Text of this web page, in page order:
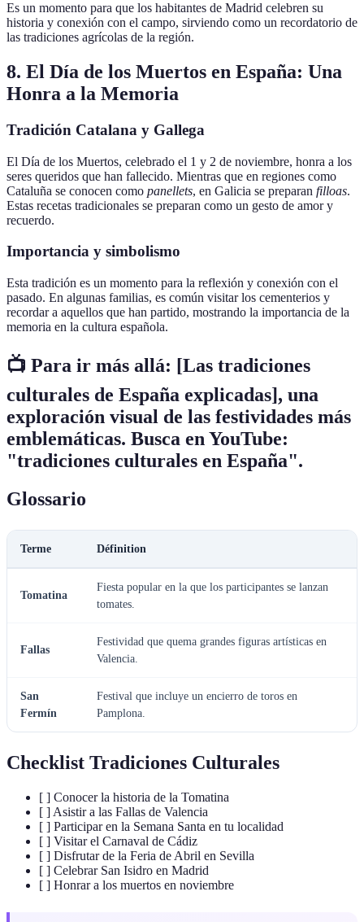
Es un momento para que los habitantes de Madrid celebren su
historia y conexión con el campo, sirviendo como un recordatorio de
las tradiciones agrícolas de la región.
8. El Día de los Muertos en España: Una
Honra a la Memoria
Tradición Catalana y Gallega
El Día de los Muertos, celebrado el 1 y 2 de noviembre, honra a los
seres queridos que han fallecido. Mientras que en regiones como
Cataluña se conocen como panellets, en Galicia se preparan filloas.
Estas recetas tradicionales se preparan como un gesto de amor y
recuerdo.
Importancia y simbolismo
Esta tradición es un momento para la reflexión y conexión con el
pasado. En algunas familias, es común visitar los cementerios y
recordar a aquellos que han partido, mostrando la importancia de la
memoria en la cultura española.
📺 Para ir más allá: [Las tradiciones
culturales de España explicadas], una
exploración visual de las festividades más
emblemáticas. Busca en YouTube:
"tradiciones culturales en España".
Glossario
Terme Définition
Tomatina
Fiesta popular en la que los participantes se lanzan
tomates.
Fallas
Festividad que quema grandes figuras artísticas en
Valencia.
San
Fermín
Festival que incluye un encierro de toros en
Pamplona.
Checklist Tradiciones Culturales
[ ] Conocer la historia de la Tomatina
[ ] Asistir a las Fallas de Valencia
[ ] Participar en la Semana Santa en tu localidad
[ ] Visitar el Carnaval de Cádiz
[ ] Disfrutar de la Feria de Abril en Sevilla
[ ] Celebrar San Isidro en Madrid
[ ] Honrar a los muertos en noviembre